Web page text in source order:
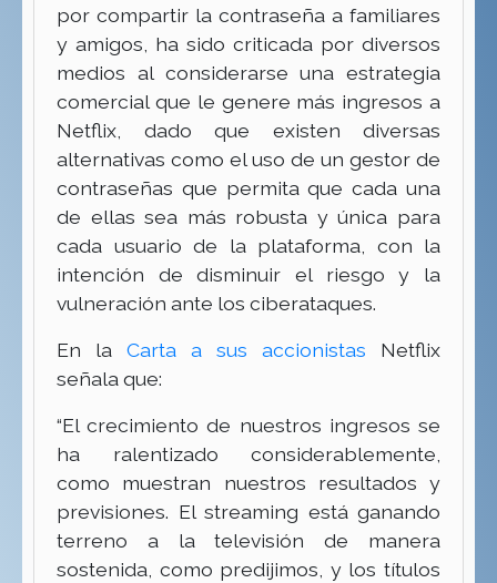
por compartir la contraseña a familiares
y amigos, ha sido criticada por diversos
medios al considerarse una estrategia
comercial que le genere más ingresos a
Netflix, dado que existen diversas
alternativas como el uso de un gestor de
contraseñas que permita que cada una
de ellas sea más robusta y única para
cada usuario de la plataforma, con la
intención de disminuir el riesgo y la
vulneración ante los ciberataques.
En la Carta a sus accionistas Netflix
señala que:
“El crecimiento de nuestros ingresos se
ha ralentizado considerablemente,
como muestran nuestros resultados y
previsiones. El streaming está ganando
terreno a la televisión de manera
sostenida, como predijimos, y los títulos